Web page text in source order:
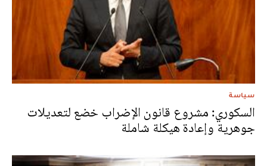
سياسة
السكوري: مشروع قانون الإضراب خضع لتعديلات
جوهرية وإعادة هيكلة شاملة